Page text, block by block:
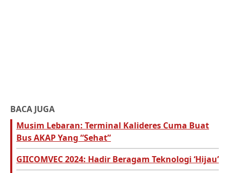
BACA JUGA
Musim Lebaran: Terminal Kalideres Cuma Buat
Bus AKAP Yang “Sehat”
GIICOMVEC 2024: Hadir Beragam Teknologi ‘Hijau’